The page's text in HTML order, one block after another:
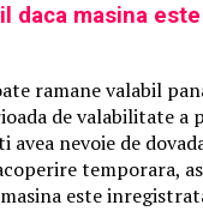
daca masina
ramane valabil
de valabilitate a
avea nevoie de
temporara,
este